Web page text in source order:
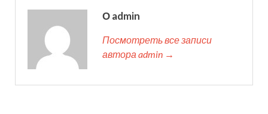
О admin
Посмотреть все записи
автора admin →